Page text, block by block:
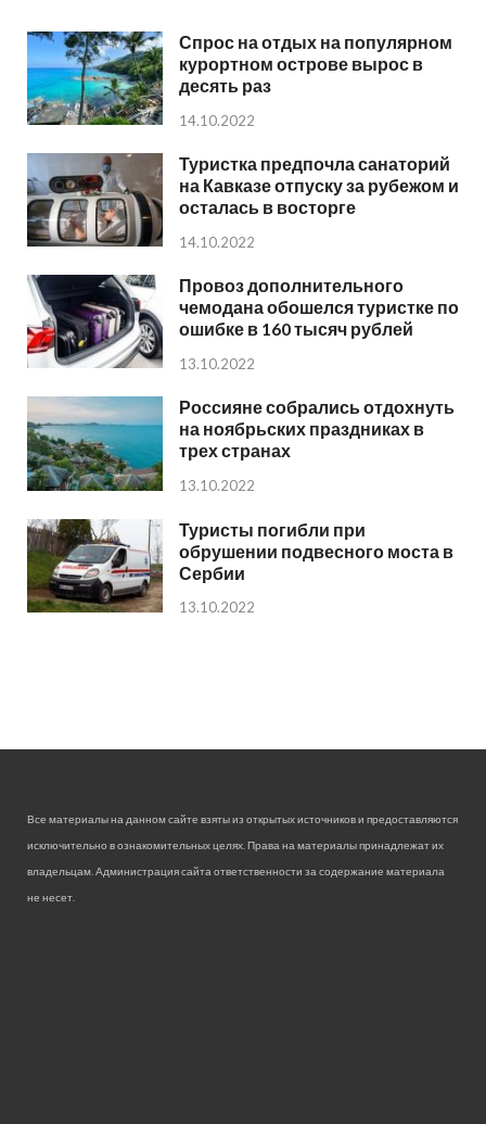
Спрос на отдых на популярном
курортном острове вырос в
десять раз
14.10.2022
Туристка предпочла санаторий
на Кавказе отпуску за рубежом и
осталась в восторге
14.10.2022
Провоз дополнительного
чемодана обошелся туристке по
ошибке в 160 тысяч рублей
13.10.2022
Россияне собрались отдохнуть
на ноябрьских праздниках в
трех странах
13.10.2022
Туристы погибли при
обрушении подвесного моста в
Сербии
13.10.2022
Все материалы на данном сайте взяты из открытых источников и предоставляются
исключительно в ознакомительных целях. Права на материалы принадлежат их
владельцам. Администрация сайта ответственности за содержание материала
не несет.